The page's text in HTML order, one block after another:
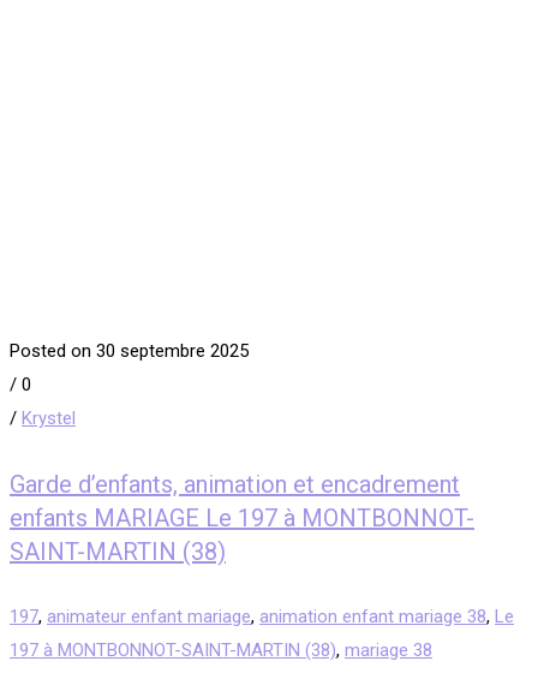
Posted on 30 septembre 2025
/ 0
/ Krystel
Garde d’enfants, animation et encadrement
enfants MARIAGE Le 197 à MONTBONNOT-
SAINT-MARTIN (38)
197, animateur enfant mariage, animation enfant mariage 38, Le
197 à MONTBONNOT-SAINT-MARTIN (38), mariage 38